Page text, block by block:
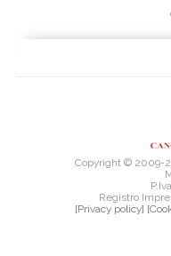
Copyright © 2009-
Registro
[Privacy policy]